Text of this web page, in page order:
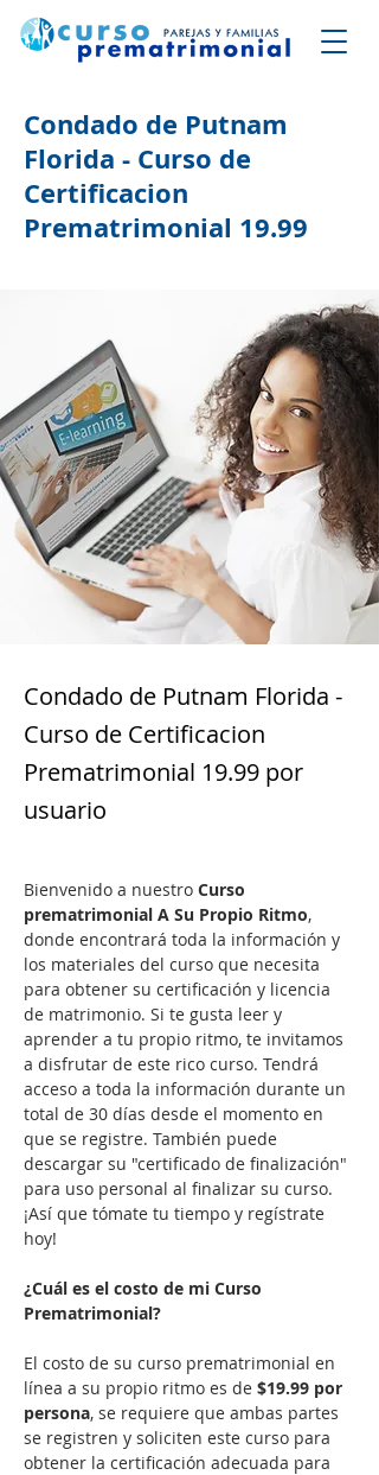
Condado de Putnam
Florida - Curso de
Certificacion
Prematrimonial 19.99
Condado de Putnam Florida -
Curso de Certificacion
Prematrimonial 19.99 por
usuario
Bienvenido a nuestro Curso
prematrimonial A Su Propio Ritmo,
donde encontrará toda la información y
los materiales del curso que necesita
para obtener su certificación y licencia
de matrimonio. Si te gusta leer y
aprender a tu propio ritmo, te invitamos
a disfrutar de este rico curso. Tendrá
acceso a toda la información durante un
total de 30 días desde el momento en
que se registre. También puede
descargar su "certificado de finalización"
para uso personal al finalizar su curso.
¡Así que tómate tu tiempo y regístrate
hoy!
¿Cuál es el costo de mi Curso
Prematrimonial?
El costo de su curso prematrimonial en
línea a su propio ritmo es de $19.99 por
persona, se requiere que ambas partes
se registren y soliciten este curso para
obtener la certificación adecuada para